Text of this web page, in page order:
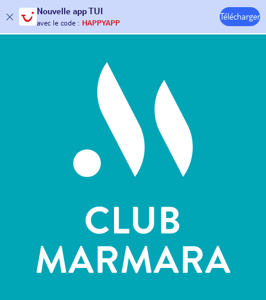
Nouvelle app TUI
30€ offerts*sur votrevoyage !
avec le code :HAPPYAPP
Télécharger
Hôtels & Clubs